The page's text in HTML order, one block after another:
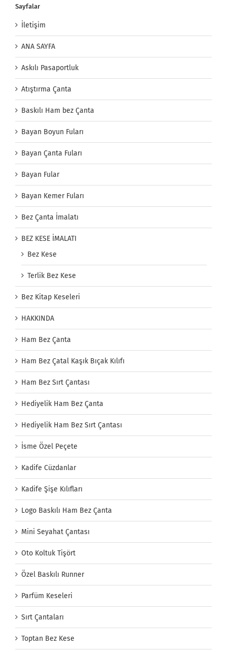
Sayfalar
İletişim
ANA SAYFA
Askılı Pasaportluk
Atıştırma Çanta
Baskılı Ham bez Çanta
Bayan Boyun Fuları
Bayan Çanta Fuları
Bayan Fular
Bayan Kemer Fuları
Bez Çanta İmalatı
BEZ KESE İMALATI
Bez Kese
Terlik Bez Kese
Bez Kitap Keseleri
HAKKINDA
Ham Bez Çanta
Ham Bez Çatal Kaşık Bıçak Kılıfı
Ham Bez Sırt Çantası
Hediyelik Ham Bez Çanta
Hediyelik Ham Bez Sırt Çantası
İsme Özel Peçete
Kadife Cüzdanlar
Kadife Şişe Kılıfları
Logo Baskılı Ham Bez Çanta
Mini Seyahat Çantası
Oto Koltuk Tişört
Özel Baskılı Runner
Parfüm Keseleri
Sırt Çantaları
Toptan Bez Kese